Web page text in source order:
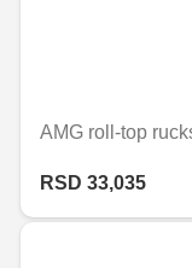
AMG roll-top
RSD 33,035